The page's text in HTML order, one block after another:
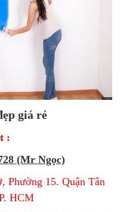
giá rẻ
:
(Mr Ngọc)
Phường 15. Quận Tân
HCM